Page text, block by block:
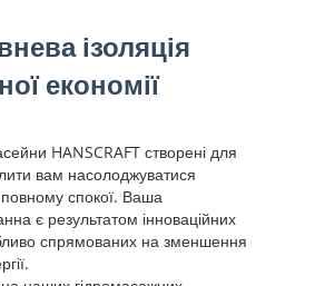
ізоляція
економії
HANSCRAFT створені для
вам насолоджуватися
повному спокої. Ваша
є результатом інноваційних
спрямованих на зменшення